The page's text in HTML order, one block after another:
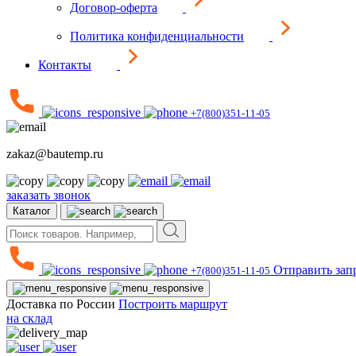
Договор-оферта
Политика конфиденциальности
Контакты
+7(800)351-11-05
zakaz@bautemp.ru
заказать звонок
Каталог
+7(800)351-11-05 Отправить
Доставка по России Построить маршрут
на склад